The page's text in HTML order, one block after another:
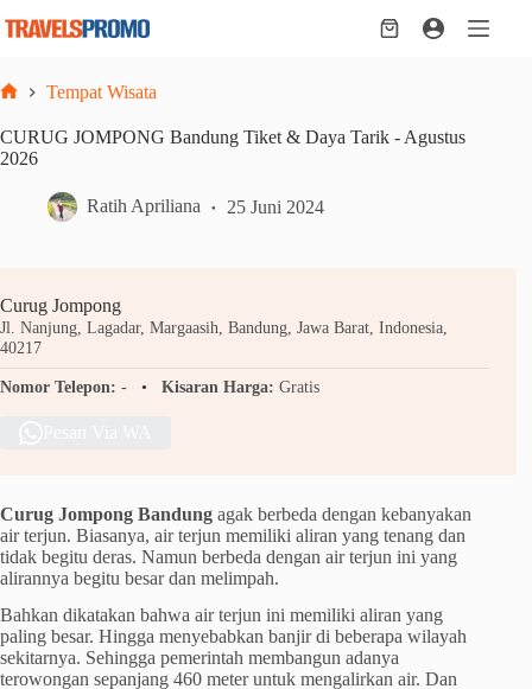
Shopping
Tempat Wisata
CURUG JOMPONG Bandung Tiket & Daya Tarik - Agustus
2026
Ratih Apriliana 25 Juni 2024
Curug Jompong
Jl. Nanjung, Lagadar, Margaasih, Bandung, Jawa Barat, Indonesia,
40217
Nomor Telepon: - Kisaran Harga: Gratis
Curug Jompong Bandung agak berbeda dengan kebanyakan
air terjun. Biasanya, air terjun memiliki aliran yang tenang dan
tidak begitu deras. Namun berbeda dengan air terjun ini yang
alirannya begitu besar dan melimpah.
Bahkan dikatakan bahwa air terjun ini memiliki aliran yang
paling besar. Hingga menyebabkan banjir di beberapa wilayah
sekitarnya. Sehingga pemerintah membangun adanya
terowongan sepanjang 460 meter untuk mengalirkan air. Dan